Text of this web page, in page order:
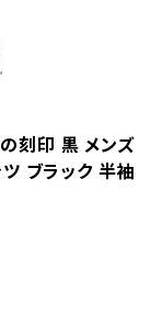
刻印 黒 メンズ
ツ ブラック 半袖